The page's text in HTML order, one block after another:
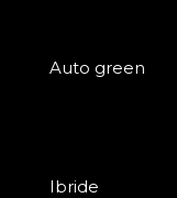
Auto green
Ibride